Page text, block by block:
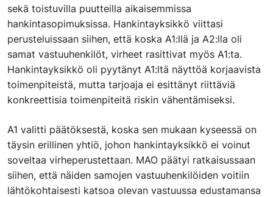
sekä toistuvilla puutteilla aikaisemmissa
hankintasopimuksissa. Hankintayksikkö viittasi
perusteluissaan siihen, että koska A1:llä ja A2:lla oli
samat vastuuhenkilöt, virheet rasittivat myös A1:ta.
Hankintayksikkö oli pyytänyt A1:ltä näyttöä korjaavista
toimenpiteistä, mutta tarjoaja ei esittänyt riittäviä
konkreettisia toimenpiteitä riskin vähentämiseksi.
A1 valitti päätöksestä, koska sen mukaan kyseessä on
täysin erillinen yhtiö, johon hankintayksikkö ei voinut
soveltaa virheperustettaan. MAO päätyi ratkaisussaan
siihen, että näiden samojen vastuuhenkilöiden voitiin
lähtökohtaisesti katsoa olevan vastuussa edustamansa